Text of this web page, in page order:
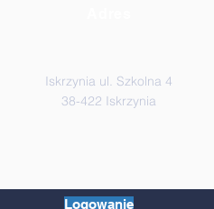
Iskrzynia ul. Szkolna 4
38-422 Iskrzynia
Logowanie